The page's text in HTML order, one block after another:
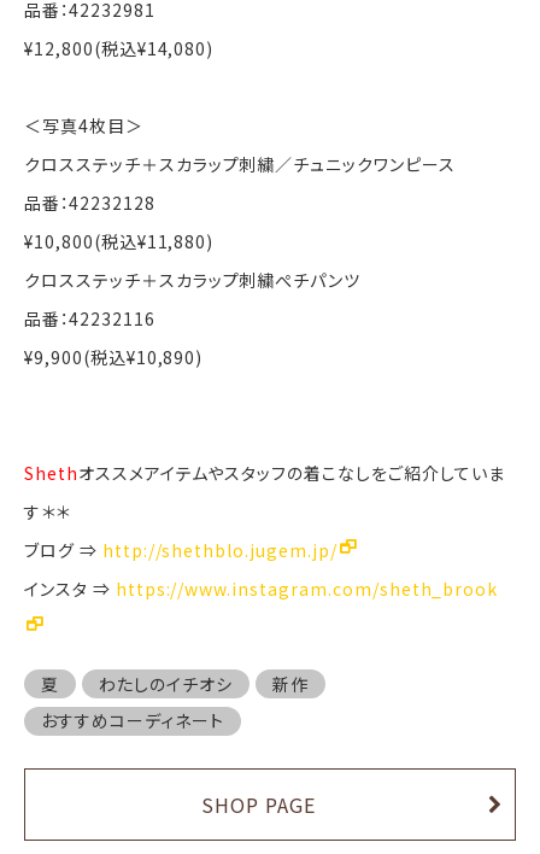
品番：42232981
¥12,800(税込¥14,080)
＜写真4枚目＞
クロスステッチ＋スカラップ刺繍／チュニックワンピース
品番：42232128
¥10,800(税込¥11,880)
クロスステッチ＋スカラップ刺繍ぺチパンツ
品番：42232116
¥9,900(税込¥10,890)
Shethオススメアイテムやスタッフの着こなしをご紹介していま
す＊＊
ブログ ⇒ http://shethblo.jugem.jp/
インスタ ⇒ https://www.instagram.com/sheth_brook
夏 わたしのイチオシ
新作
おすすめコーディネート
SHOP PAGE